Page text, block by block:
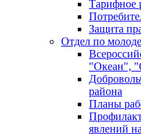
Тарифное
Защита
Отдел по
"Океан",
района
Планы
явлений